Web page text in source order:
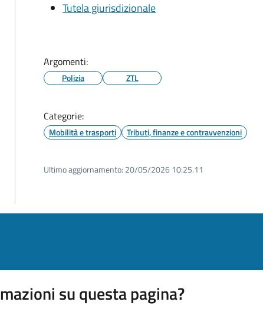
Tutela giurisdizionale
Argomenti:
Polizia ZTL
Categorie:
Mobilità e trasporti Tributi, finanze e contravvenzioni
Ultimo aggiornamento: 20/05/2026 10:25.11
su questa pagina?